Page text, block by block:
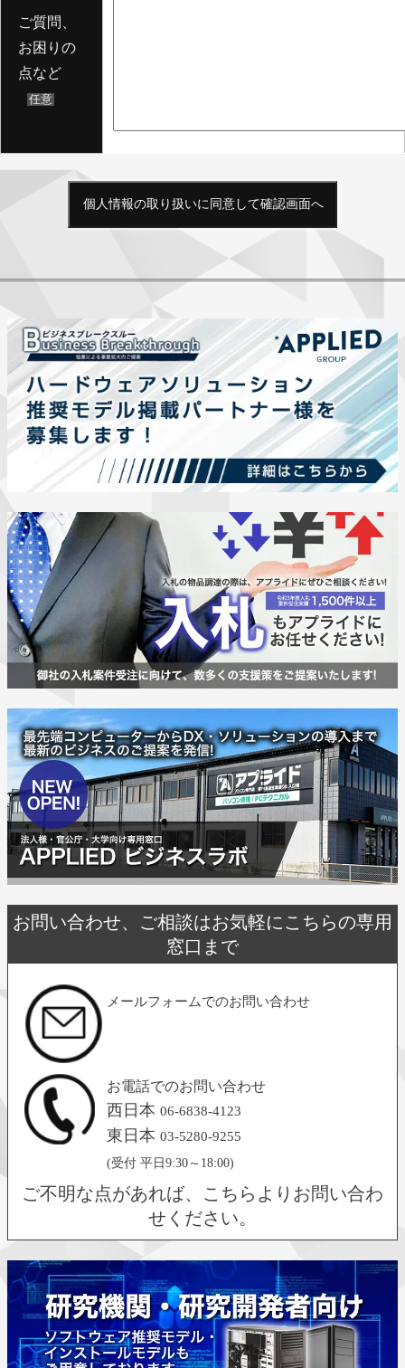
ご質問、
お困りの
点など
任意
お問い合わせ、ご相談はお気軽にこちらの専用
窓口まで
メールフォームでのお問い合わせ
お電話でのお問い合わせ
西日本 06-6838-4123
東日本 03-5280-9255
(受付 平日9:30～18:00)
ご不明な点があれば、こちらよりお問い合わ
せください。